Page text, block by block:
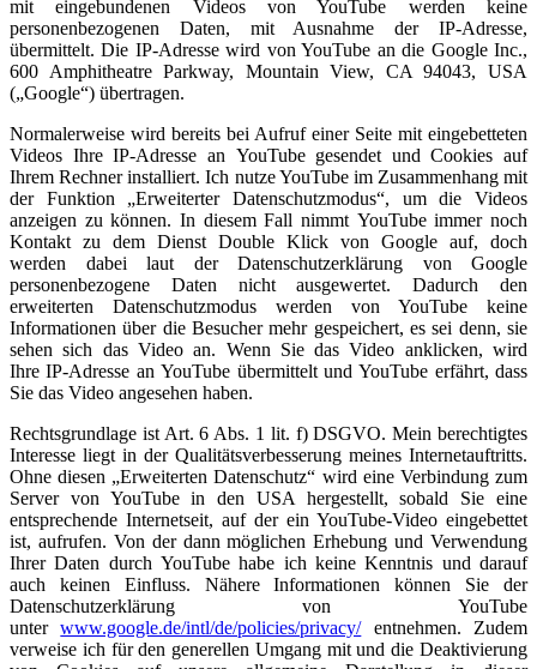
mit eingebundenen Videos von YouTube werden keine
personenbezogenen Daten, mit Ausnahme der IP-Adresse,
übermittelt. Die IP-Adresse wird von YouTube an die Google Inc.,
600 Amphitheatre Parkway, Mountain View, CA 94043, USA
(„Google“) übertragen.
Normalerweise wird bereits bei Aufruf einer Seite mit eingebetteten
Videos Ihre IP-Adresse an YouTube gesendet und Cookies auf
Ihrem Rechner installiert. Ich nutze YouTube im Zusammenhang mit
der Funktion „Erweiterter Datenschutzmodus“, um die Videos
anzeigen zu können. In diesem Fall nimmt YouTube immer noch
Kontakt zu dem Dienst Double Klick von Google auf, doch
werden dabei laut der Datenschutzerklärung von Google
personenbezogene Daten nicht ausgewertet. Dadurch den
erweiterten Datenschutzmodus werden von YouTube keine
Informationen über die Besucher mehr gespeichert, es sei denn, sie
sehen sich das Video an. Wenn Sie das Video anklicken, wird
Ihre IP-Adresse an YouTube übermittelt und YouTube erfährt, dass
Sie das Video angesehen haben.
Rechtsgrundlage ist Art. 6 Abs. 1 lit. f) DSGVO. Mein berechtigtes
Interesse liegt in der Qualitätsverbesserung meines Internetauftritts.
Ohne diesen „Erweiterten Datenschutz“ wird eine Verbindung zum
Server von YouTube in den USA hergestellt, sobald Sie eine
entsprechende Internetseit, auf der ein YouTube-Video eingebettet
ist, aufrufen. Von der dann möglichen Erhebung und Verwendung
Ihrer Daten durch YouTube habe ich keine Kenntnis und darauf
auch keinen Einfluss. Nähere Informationen können Sie der
Datenschutzerklärung von YouTube
unterwww.google.de/intl/de/policies/privacy/entnehmen. Zudem
verweise ich für den generellen Umgang mit und die Deaktivierung